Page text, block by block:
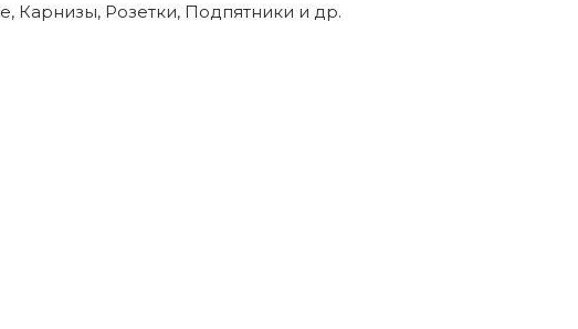
Карнизы, Розетки, Подпятники и др.